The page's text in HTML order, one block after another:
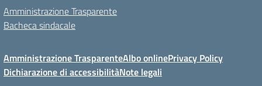
Amministrazione Trasparente
Bacheca sindacale
Amministrazione TrasparenteAlbo onlinePrivacy Policy
Dichiarazione di accessibilitàNote legali